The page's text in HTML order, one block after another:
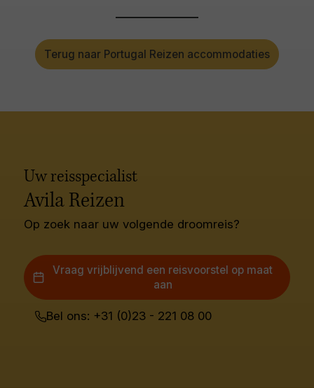
Terug naar Portugal Reizen accommodaties
Uw reisspecialist
Avila Reizen
Op zoek naar uw volgende droomreis?
Vraag vrijblijvend een reisvoorstel op maat
aan
Bel ons: +31 (0)23 - 221 08 00